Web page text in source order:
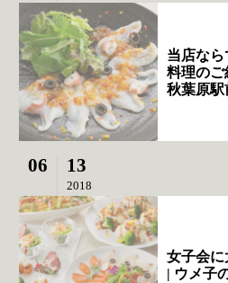
当店な
料理のご
秋葉原駅
06 13
2018
女子会
| ウメ子